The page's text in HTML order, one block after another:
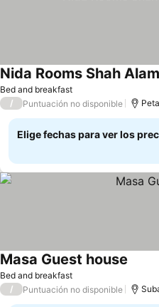
Bed and breakfast
Nida Rooms Shah
/ Puntuación no disponible
Elige fechas para ver los
Bed and breakfast
Masa Guest house
/ Puntuación no disponible